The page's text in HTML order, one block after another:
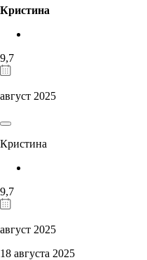
Кристина
9,7
август 2025
Кристина
9,7
август 2025
18 августа 2025